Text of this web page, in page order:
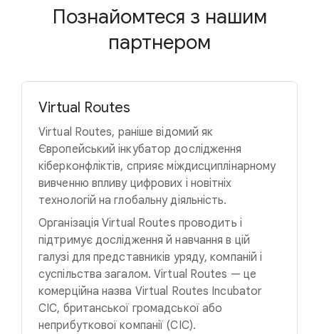
Познайомтеся з нашим
партнером
Virtual Routes
Virtual Routes, раніше відомий як
Європейський інкубатор дослідження
кіберконфліктів, сприяє міждисциплінарному
вивченню впливу цифрових і новітніх
технологій на глобальну діяльність.
Організація Virtual Routes проводить і
підтримує дослідження й навчання в цій
галузі для представників уряду, компаній і
суспільства загалом. Virtual Routes — це
комерційна назва Virtual Routes Incubator
CIC, британської громадської або
неприбуткової компанії (CIC).